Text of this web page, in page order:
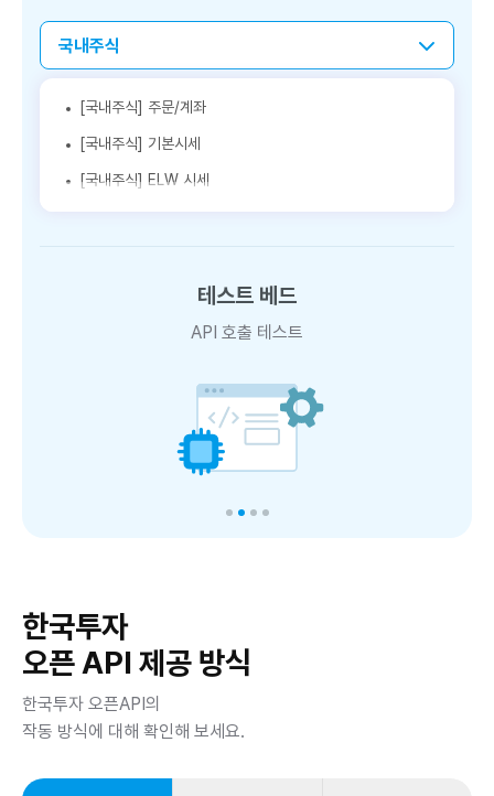
국내주식
[국내주식] 주문/계좌
[국내주식] 기본시세
[국내주식] ELW 시세
[국내주식] 시세분석
[국내주식] 순위분석
테스트 베드
API 호출 테스트
한국투자
오픈 API 제공 방식
한국투자 오픈API의
작동 방식에 대해 확인해 보세요.